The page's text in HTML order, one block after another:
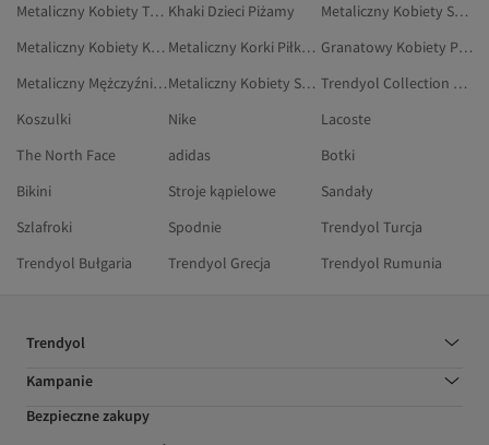
Metaliczny Kobiety Torebki Wieczorowe Khaki Dzieci Piżamy
Metaliczny Kobiety Szlafroki
Metaliczny Kobiety Korki Piłkarskie
Metaliczny Korki Piłkarskie
Granatowy Kobiety Piżamy
Metaliczny Mężczyźni Skarpety
Metaliczny Kobiety Spinki Do Włosów
Trendyol Collection Bordowy Piżamy
Koszulki
Nike
Lacoste
The North Face
adidas
Botki
Bikini
Stroje kąpielowe
Sandały
Szlafroki
Spodnie
Trendyol Turcja
Trendyol Bułgaria
Trendyol Grecja Trendyol Rumunia
Trendyol
Kampanie
Bezpieczne zakupy